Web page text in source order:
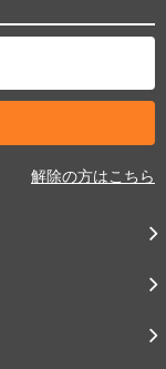
解除の方はこちら